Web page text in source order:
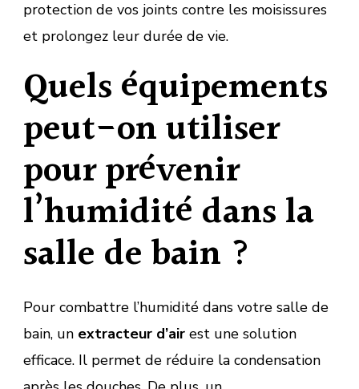
protection de vos joints contre les moisissures
et prolongez leur durée de vie.
Quels équipements
peut-on utiliser
pour prévenir
l’humidité dans la
salle de bain ?
Pour combattre l’humidité dans votre salle de
bain, un extracteur d’air est une solution
efficace. Il permet de réduire la condensation